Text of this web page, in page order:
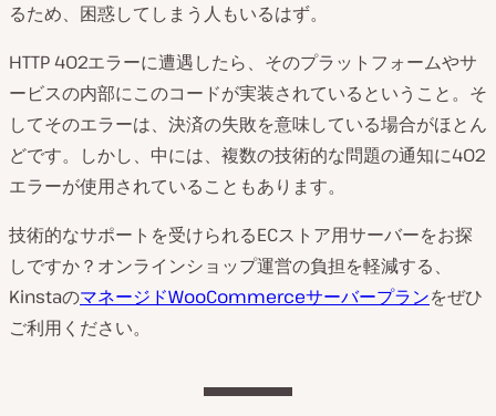
るため、困惑してしまう人もいるはず。
HTTP 402エラーに遭遇したら、そのプラットフォームやサ
ービスの内部にこのコードが実装されているということ。そ
してそのエラーは、決済の失敗を意味している場合がほとん
どです。しかし、中には、複数の技術的な問題の通知に402
エラーが使用されていることもあります。
技術的なサポートを受けられるECストア用サーバーをお探
しですか？オンラインショップ運営の負担を軽減する、
KinstaのマネージドWooCommerceサーバープランをぜひ
ご利用ください。